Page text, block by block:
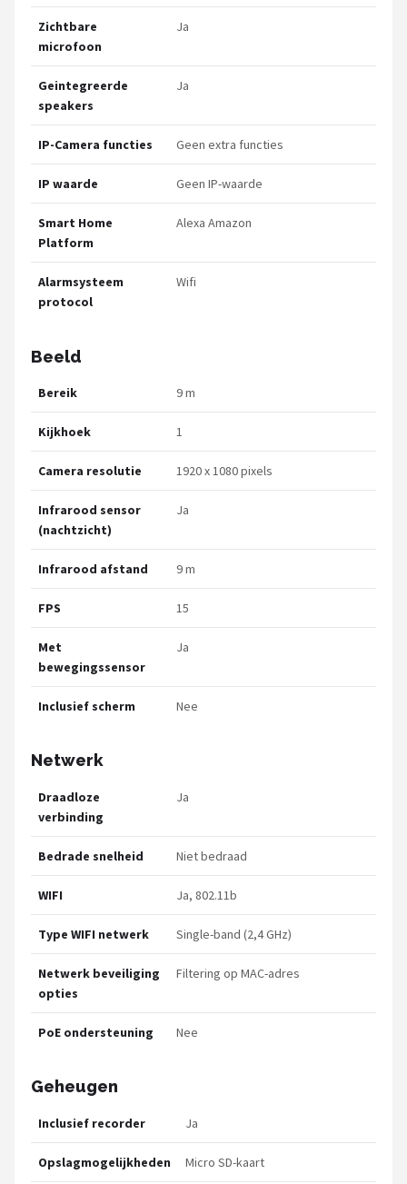
Zichtbare
microfoon
Ja
Geintegreerde
speakers
Ja
IP-Camera functies Geen extra functies
IP waarde Geen IP-waarde
Smart Home
Platform
Alexa Amazon
Alarmsysteem
protocol
Wifi
Beeld
Bereik 9 m
Kijkhoek 1
Camera resolutie 1920 x 1080 pixels
Infrarood sensor
(nachtzicht)
Ja
Infrarood afstand 9 m
FPS 15
Met
bewegingssensor
Ja
Inclusief scherm Nee
Netwerk
Draadloze
verbinding
Ja
Bedrade snelheid Niet bedraad
WIFI Ja, 802.11b
Type WIFI netwerk Single-band (2,4 GHz)
Netwerk beveiliging
opties
Filtering op MAC-adres
PoE ondersteuning Nee
Geheugen
Inclusief recorder Ja
Opslagmogelijkheden Micro SD-kaart